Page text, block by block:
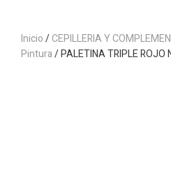
Inicio/CEPILLERIA Y
Pintura/ PALETINA TRIPLE ROJO